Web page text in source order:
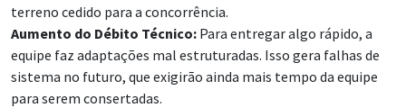
terreno cedido para a concorrência.
Aumento do Débito Técnico: Para entregar algo rápido, a
equipe faz adaptações mal estruturadas. Isso gera falhas de
sistema no futuro, que exigirão ainda mais tempo da equipe
para serem consertadas.